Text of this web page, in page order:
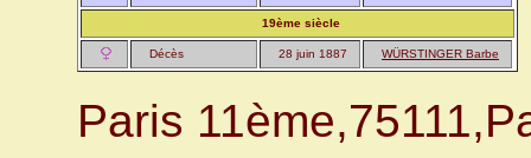
19ème siècle
Décès 28 juin 1887 WÜRSTINGER Barbe
Paris